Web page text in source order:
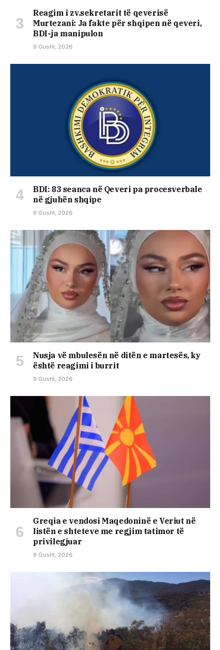
Reagim i zv.sekretarit të qeverisë
Murtezani: Ja fakte për shqipen në qeveri,
BDI-ja manipulon
9 Gusht, 2026
BDI: 83 seanca në Qeveri pa procesverbale
në gjuhën shqipe
9 Gusht, 2026
Nusja vë mbulesën në ditën e martesës, ky
është reagimi i burrit
9 Gusht, 2026
Greqia e vendosi Maqedoninë e Veriut në
listën e shteteve me regjim tatimor të
privilegjuar
9 Gusht, 2026